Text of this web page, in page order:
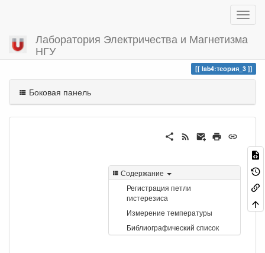
Лаборатория Электричества и Магнетизма
НГУ
Вы посетили
lab4:теория_3
Боковая панель
Содержание
Регистрация петли
гистерезиса
Измерение температуры
Библиографический список